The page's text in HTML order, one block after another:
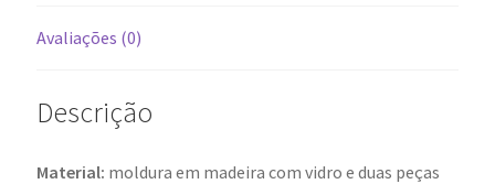
Avaliações (0)
Descrição
Material: moldura em madeira com vidro e duas peças